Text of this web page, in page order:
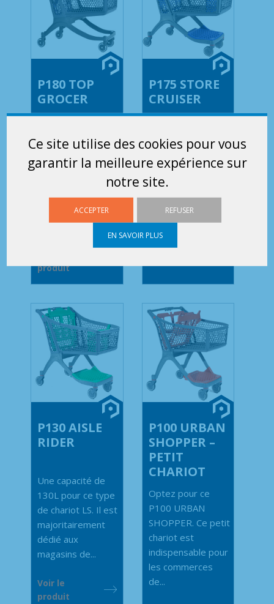
Ce site utilise des cookies pour vous
garantir la meilleure expérience sur
notre site.
ACCEPTER REFUSER
EN SAVOIR PLUS
P180 TOP
GROCER
Ce P180 TOP
GROCER est le
véritable
supermarchés !
Sa poignée ronde
et ses 3...
produit
P175 STORE
CRUISER
Ce chariot P175
Store Cruiser est
100% composite, il
vous garantit
souplesse,
résistance et...
Voir le
P130 AISLE
RIDER
Une capacité de
130L pour ce type
de chariot LS. Il est
majoritairement
dédié aux
magasins de...
Voir le
produit
P100 URBAN
SHOPPER –
PETIT
CHARIOT
Optez pour ce
P100 URBAN
SHOPPER. Ce petit
chariot est
indispensable pour
les commerces
de...